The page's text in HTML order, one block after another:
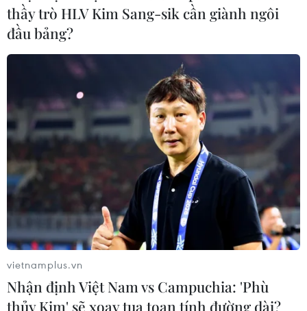
#trưng dụng lầu bảo đại
#mạo danh lắp đồng hồ nước
#tai nạn xe lôi
#chuyển đổi xe điện
#vành đai 1
#động đất nga
#ngừng bắn thái lan-campuchia
thầy trò HLV Kim Sang-sik cần giành ngôi
đầu bảng?
vietnamplus.vn
Nhận định Việt Nam vs Campuchia: 'Phù
thủy Kim' sẽ xoay tua toan tính đường dài?